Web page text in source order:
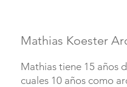
Mathias Koester
Mathias tiene 15 años
cuales 10 años como